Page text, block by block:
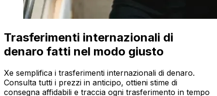
Trasferimenti internazionali di
denaro fatti nel modo giusto
Xe semplifica i trasferimenti internazionali di denaro.
Consulta tutti i prezzi in anticipo, ottieni stime di
consegna affidabili e traccia ogni trasferimento in tempo